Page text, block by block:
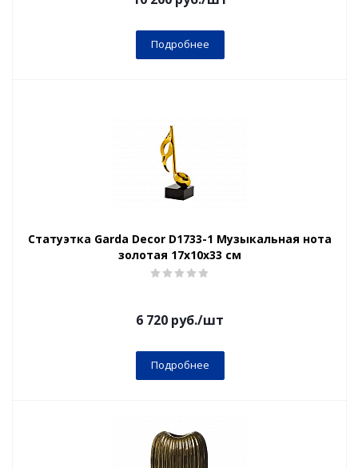
Подробнее
Статуэтка Garda Decor D1733-1 Музыкальная нота
золотая 17х10х33 см
6 720 руб./шт
Подробнее